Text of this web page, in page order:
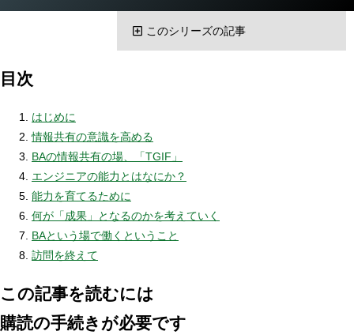
場
このシリーズの記事
目次
はじめに
情報共有の意識を高める
BAの情報共有の場、「TGIF」
エンジニアの能力とはなにか？
能力を育てるために
何が「成果」となるのかを考えていく
BAという場で働くということ
訪問を終えて
この記事を読むには
購読の手続きが必要です